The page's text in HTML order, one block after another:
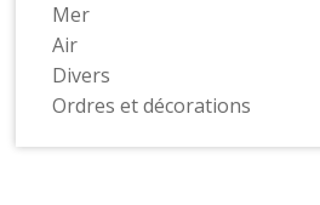
Mer
Air
Divers
Ordres et décorations